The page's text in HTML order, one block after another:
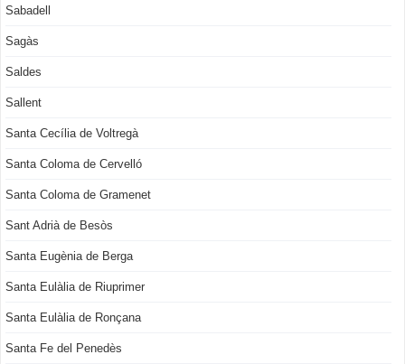
Sabadell
Sagàs
Saldes
Sallent
Santa Cecília de Voltregà
Santa Coloma de Cervelló
Santa Coloma de Gramenet
Sant Adrià de Besòs
Santa Eugènia de Berga
Santa Eulàlia de Riuprimer
Santa Eulàlia de Ronçana
Santa Fe del Penedès